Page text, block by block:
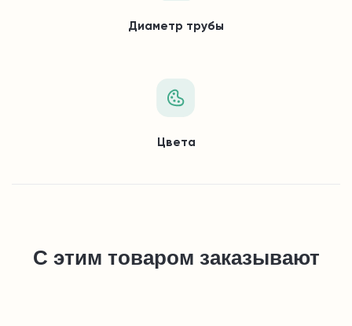
Диаметр трубы
Цвета
С этим товаром заказывают